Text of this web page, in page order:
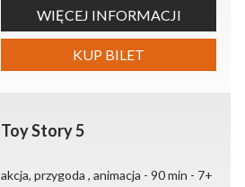
WIĘCEJ INFORMACJI
KUP BILET
Toy Story 5
akcja, przygoda , animacja - 90 min - 7+